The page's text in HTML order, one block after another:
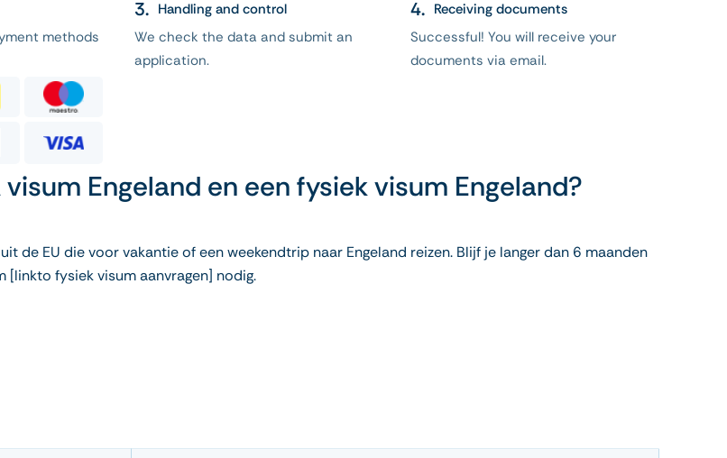
methods
Handling and control
We check the data and submit an
application.
Receiving documents
Successful! You will receive your
documents via email.
Engeland en een fysiek visum Engeland?
de EU die voor vakantie of een weekendtrip naar Engeland reizen. Blijf je langer dan 6 maanden
[linkto fysiek visum aanvragen] nodig.